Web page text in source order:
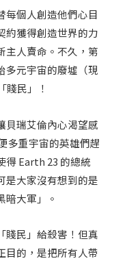
每個人創造他們心目
約獲得創造世界的力
主人賣命。不久，第
多元宇宙的廢墟（現
民」！
貝瑞艾倫內心渴望感
多重宇宙的英雄們趕
得 Earth 23 的總統
是大家沒有想到的是
暗大軍」。
賤民」給殺害！但真
目的，是把所有人帶